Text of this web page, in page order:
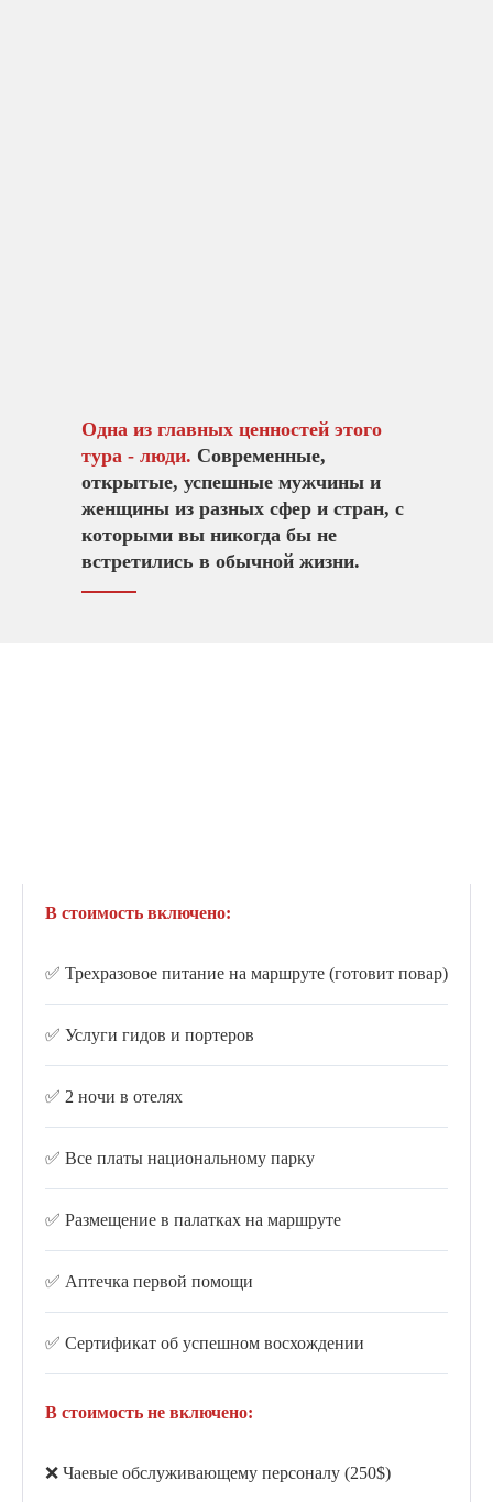
Одна из главных ценностей этого
тура - люди. Современные,
открытые, успешные мужчины и
женщины из разных сфер и стран, с
которыми вы никогда бы не
встретились в обычной жизни.
В стоимость включено:
✅ Трехразовое питание на маршруте (готовит повар)
✅ Услуги гидов и портеров
✅ 2 ночи в отелях
✅ Все платы национальному парку
✅ Размещение в палатках на маршруте
✅ Аптечка первой помощи
✅ Сертификат об успешном восхождении
В стоимость не включено:
❌ Чаевые обслуживающему персоналу (250$)